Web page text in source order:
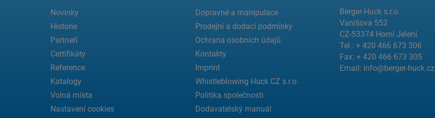
Novinky
Historie
Partneři
Certifikáty
Reference
Katalogy
Volná místa
Nastavení cookies
Dopravné a manipulace
Prodejní a dodací podmínky
Ochrana osobních údajů
Kontakty
Imprint
Whistleblowing Huck CZ s.r.o.
Politika společnosti
Dodavatelský manuál
Berger-Huck s.r.o.
Vanišova 552
CZ-53374 Horní Jelení
Tel.: + 420 466 673 306
Fax: + 420 466 673 305
Email: info@berger-huck.cz